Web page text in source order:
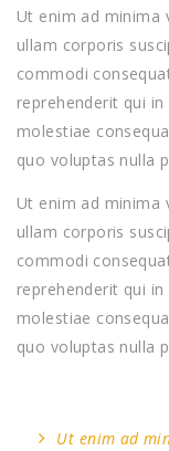
Ut enim ad minima
ullam corporis
commodi
reprehenderit qui
molestiae
quo voluptas nulla
Ut enim ad minima
ullam corporis
commodi
reprehenderit qui
molestiae
quo voluptas nulla
Ut enim ad